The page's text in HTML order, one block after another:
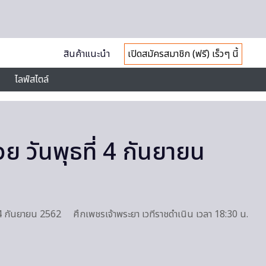
สินค้าแนะนำ
เปิดสมัครสมาชิก (ฟรี) เร็วๆ นี้
ไลฟ์สไตล์
ย วันพุธที่ 4 กันยายน
นยายน 2562 ศึกเพชรเจ้าพระยา เวทีราชดำเนิน เวลา 18:30 น.